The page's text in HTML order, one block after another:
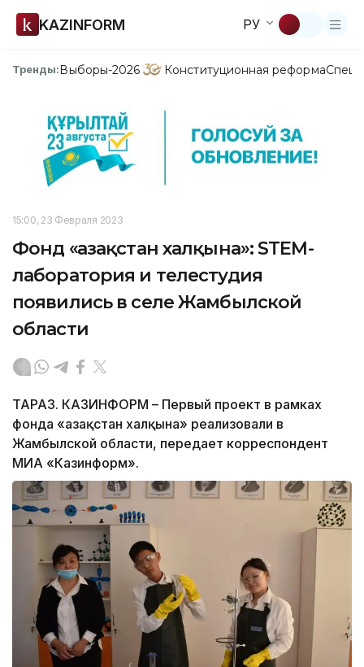
KAZINFORM РУ
Тренды:Выборы-2026 Конституционная реформа
15:00, 23 Февраля 2023
Фонд «Қазақстан халқына»: STEM-
лаборатория и телестудия
появились в селе Жамбылской
области
ТАРАЗ. КАЗИНФОРМ – Первый проект в рамках
фонда «Қазақстан халқына» реализовали в
Жамбылской области, передает корреспондент
МИА «Казинформ».